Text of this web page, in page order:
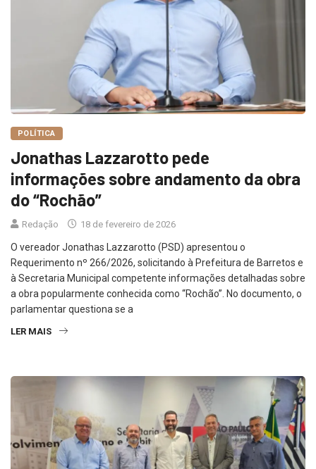
POLÍTICA
Jonathas Lazzarotto pede
informações sobre andamento da obra
do “Rochão”
Redação 18 de fevereiro de 2026
O vereador Jonathas Lazzarotto (PSD) apresentou o
Requerimento nº 266/2026, solicitando à Prefeitura de Barretos e
à Secretaria Municipal competente informações detalhadas sobre
a obra popularmente conhecida como “Rochão”. No documento, o
parlamentar questiona se a
LER MAIS